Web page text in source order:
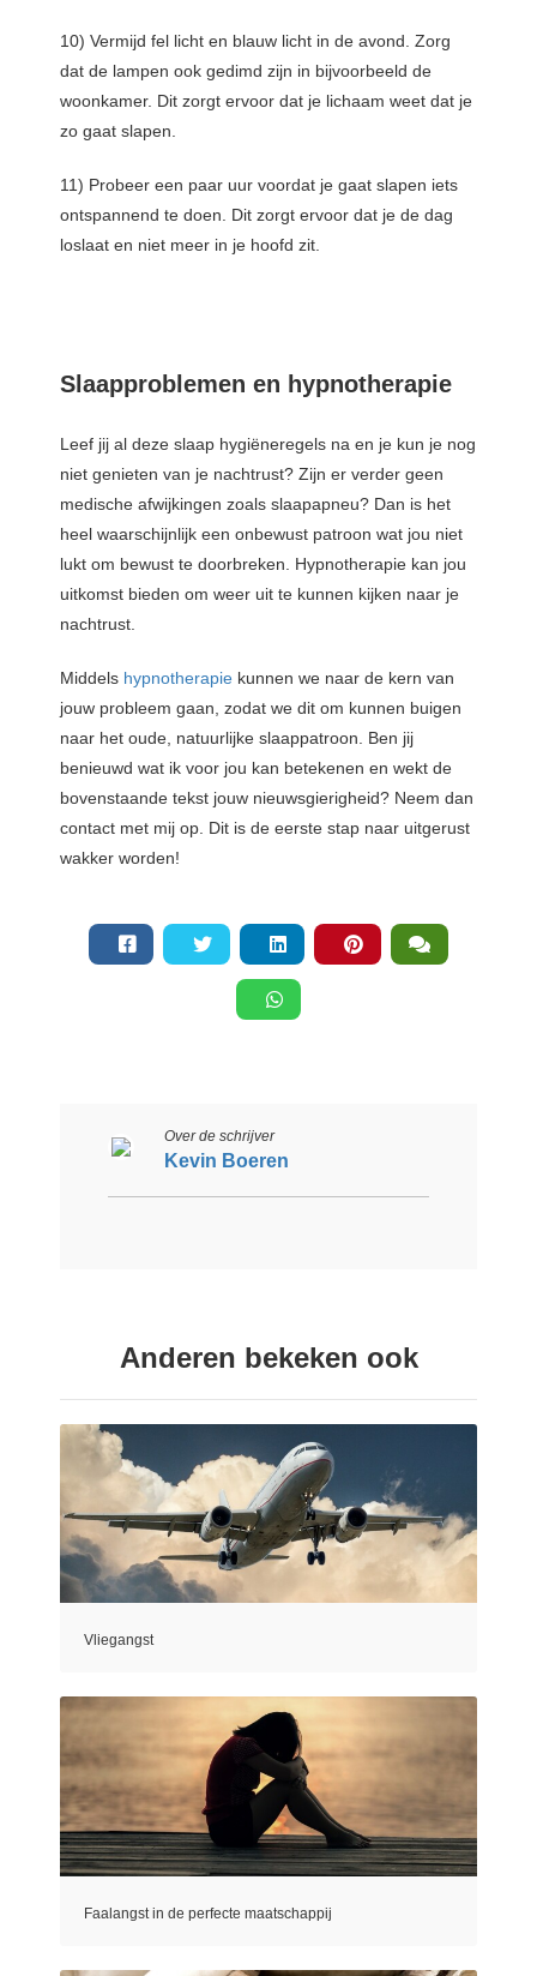
10) Vermijd fel licht en blauw licht in de avond. Zorg
dat de lampen ook gedimd zijn in bijvoorbeeld de
woonkamer. Dit zorgt ervoor dat je lichaam weet dat je
zo gaat slapen.
11) Probeer een paar uur voordat je gaat slapen iets
ontspannend te doen. Dit zorgt ervoor dat je de dag
loslaat en niet meer in je hoofd zit.
Slaapproblemen en hypnotherapie
Leef jij al deze slaap hygiëneregels na en je kun je nog
niet genieten van je nachtrust? Zijn er verder geen
medische afwijkingen zoals slaapapneu? Dan is het
heel waarschijnlijk een onbewust patroon wat jou niet
lukt om bewust te doorbreken. Hypnotherapie kan jou
uitkomst bieden om weer uit te kunnen kijken naar je
nachtrust.
Middels hypnotherapie kunnen we naar de kern van
jouw probleem gaan, zodat we dit om kunnen buigen
naar het oude, natuurlijke slaappatroon. Ben jij
benieuwd wat ik voor jou kan betekenen en wekt de
bovenstaande tekst jouw nieuwsgierigheid? Neem dan
contact met mij op. Dit is de eerste stap naar uitgerust
wakker worden!
Over de schrijver
Kevin Boeren
Anderen bekeken ook
Vliegangst
Faalangst in de perfecte maatschappij